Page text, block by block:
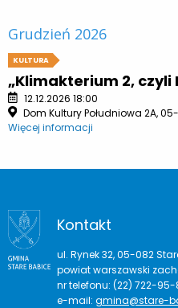
Grudzień 2026
KULTURA
„Klimakterium 2, czyli
12.12.2026 18:00
Dom Kultury Południowa 2A,
Więcej informacji
Kontakt
ul. Rynek 32, 05-082
powiat warszawski
nr telefonu: (22) 722-95-
e-mail: gmina@stare-